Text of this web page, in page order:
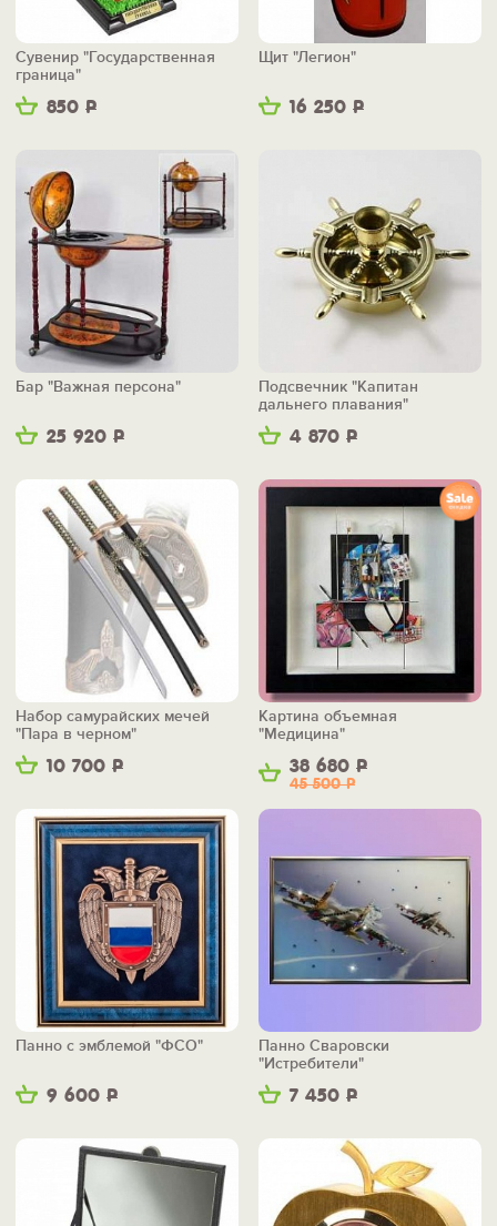
850 Р
Сувенир "Государственная
граница"
16 250 Р
Щит "Легион"
25 920 Р
Бар "Важная персона"
4 870 Р
Подсвечник "Капитан
дальнего плавания"
10 700 Р
Набор самурайских мечей
"Пара в черном"
38 680 Р
45 500Р
Картина объемная
"Медицина"
9 600 Р
Панно с эмблемой "ФСО"
7 450 Р
Панно Сваровски
"Истребители"